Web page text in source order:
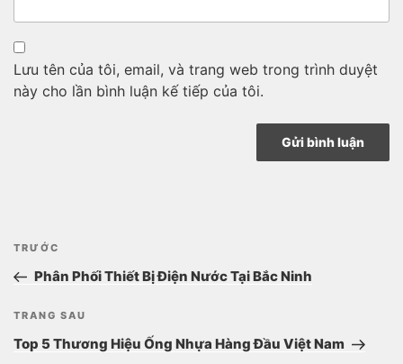
Lưu tên của tôi, email, và trang web trong trình duyệt
này cho lần bình luận kế tiếp của tôi.
Điều
hướng
bài
viết
Bài
cũ
TRƯỚC
Phân Phối Thiết Bị Điện Nước Tại Bắc Ninh
Bài
tiếp
TRANG SAU
Top 5 Thương Hiệu Ống Nhựa Hàng Đầu Việt Nam